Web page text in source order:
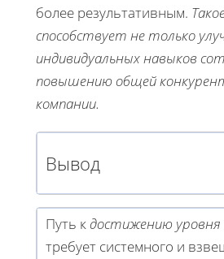
более результативным.
способствует не только
индивидуальных навыков
повышению общей
компании.
Вывод
Путь кдостижению уровня
требует системного и